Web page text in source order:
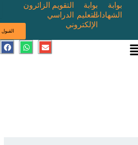
الشهادات
بوابة
التعليم
الإلكتروني
التقويم
الدراسي
الزائرون
E
W
h
F
a